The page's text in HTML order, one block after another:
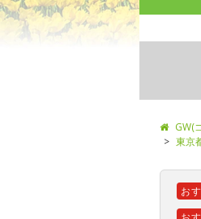
GW(
東京
お